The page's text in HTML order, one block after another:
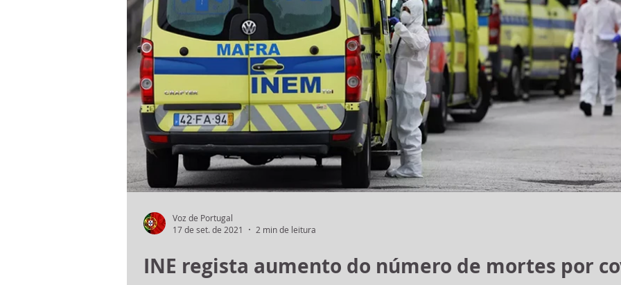
INE regista aumento do número de mortes por
Voz de Portugal
17 de set. de 2021
2 min de leitura